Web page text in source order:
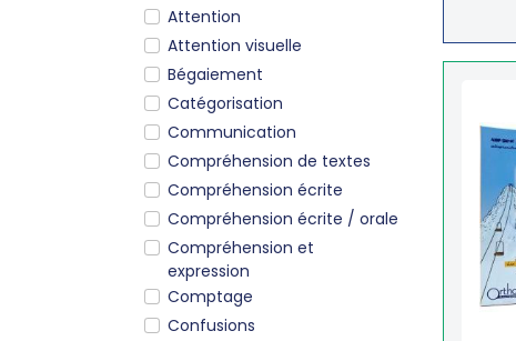
Attention
Attention visuelle
Bégaiement
Catégorisation
Communication
Compréhension de textes
Compréhension écrite
Compréhension écrite / orale
Compréhension et
expression
Comptage
Confusions